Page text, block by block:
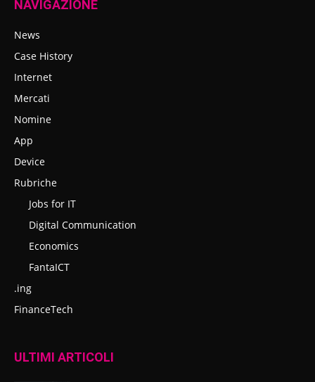
NAVIGAZIONE
News
Case History
Internet
Mercati
Nomine
App
Device
Rubriche
Jobs for IT
Digital Communication
Economics
FantaICT
.ing
FinanceTech
ULTIMI ARTICOLI